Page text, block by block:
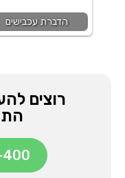
הדברת עכבישים
רוצים